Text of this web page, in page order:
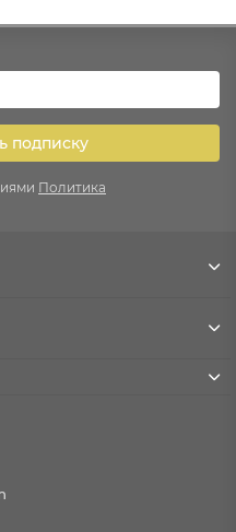
подписку
Политика